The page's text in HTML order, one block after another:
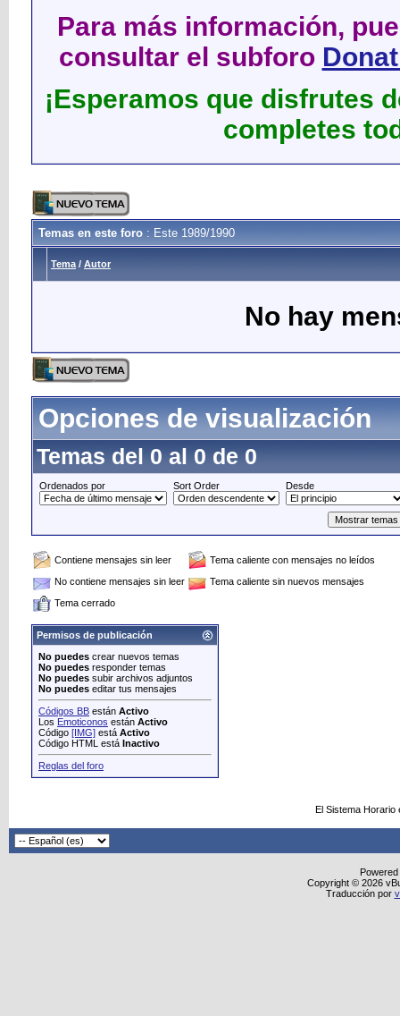
Para más información,
consultar el subforo
¡Esperamos que disfrutes
completes
Temas en este foro : Este 1989/1990
Tema / Autor
No hay
Opciones de visualización
Temas del 0 al 0 de 0
Ordenados por Sort Order Desde
Contiene mensajes sin leer
Tema caliente con mensajes no leídos
No contiene mensajes sin leer
Tema caliente sin nuevos mensajes
Tema cerrado
Permisos de publicación
No puedes crear nuevos temas
No puedes responder temas
No puedes subir archivos adjuntos
No puedes editar tus mensajes
Códigos BB están Activo
Los Emoticonos están Activo
Código [IMG] está Activo
Código HTML está Inactivo
Reglas del foro
El Sistema
Copyright © 2026
Traducción por